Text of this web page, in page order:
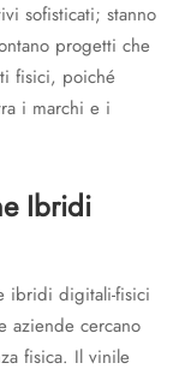
sofisticati; stanno
progetti che
fisici, poiché
i marchi e i
Ibridi
ibridi digitali-fisici
aziende cercano
fisica. Il vinile